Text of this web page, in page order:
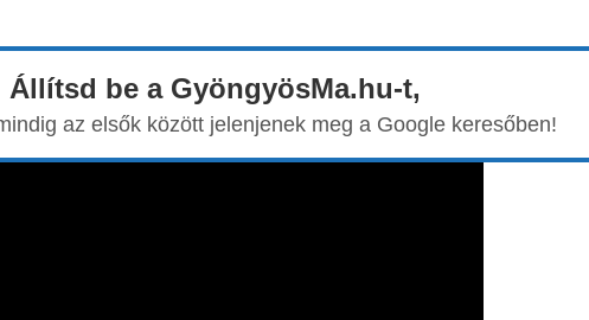
Állítsd be a GyöngyösMa.hu-t,
az elsők között jelenjenek meg a Google keresőben!